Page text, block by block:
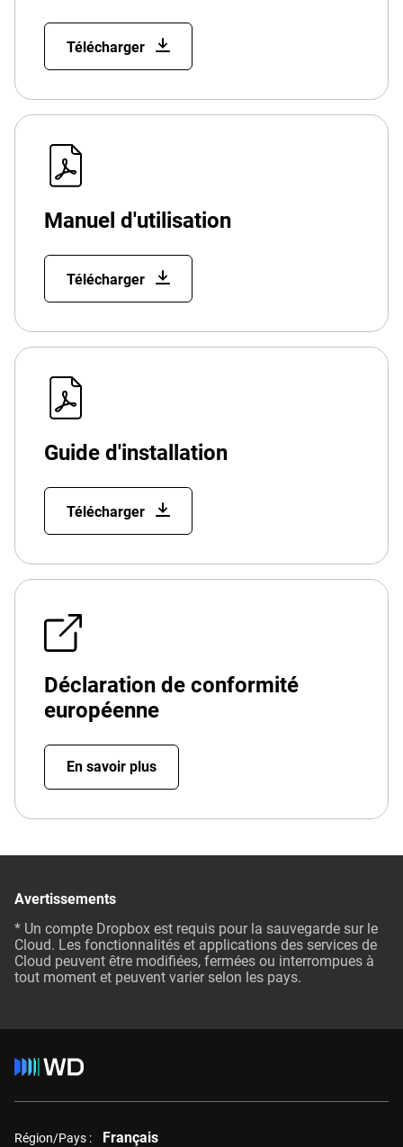
Télécharger
Manuel d'utilisation
Télécharger
Guide d'installation
Télécharger
Déclaration de conformité
européenne
En savoir plus
Avertissements
* Un compte Dropbox est requis pour la sauvegarde sur le
Cloud. Les fonctionnalités et applications des services de
Cloud peuvent être modifiées, fermées ou interrompues à
tout moment et peuvent varier selon les pays.
Région/Pays : Français